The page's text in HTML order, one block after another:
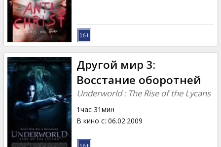
Другой мир 3:
Восстание оборотней
Underworld : The Rise of the Lycans
1час 31мин
В кино с: 06.02.2009